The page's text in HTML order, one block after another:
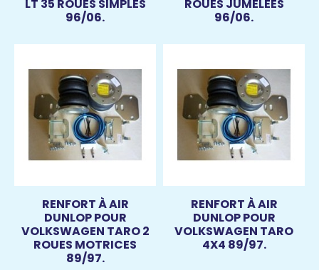
LT 35 ROUES SIMPLES
96/06.
ROUES JUMELÉES
96/06.
RENFORT À AIR
DUNLOP POUR
VOLKSWAGEN TARO 2
ROUES MOTRICES
89/97.
RENFORT À AIR
DUNLOP POUR
VOLKSWAGEN TARO
4X4 89/97.